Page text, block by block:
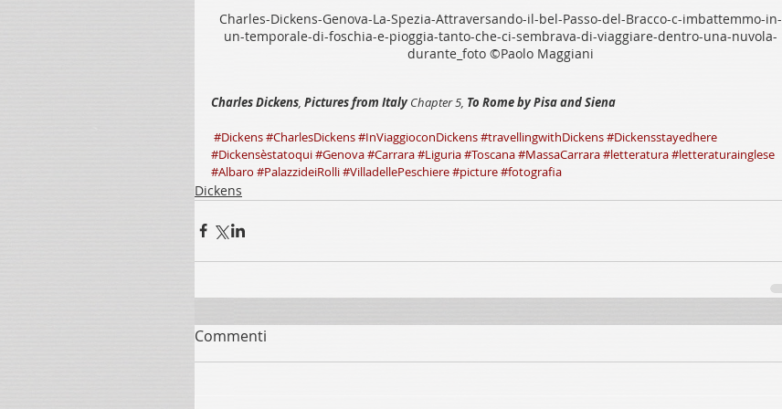
Charles-Dickens-Genova-La-Spezia-Attraversando-il-bel-Passo-del-Bracco-c-imbattemmo-in-
un-temporale-di-foschia-e-pioggia-tanto-che-ci-sembrava-di-viaggiare-dentro-una-nuvola-
durante_foto ©Paolo Maggiani
Charles Dickens, Pictures from Italy Chapter 5, To Rome by Pisa and Siena
#Dickens#CharlesDickens#InViaggioconDickens#travellingwithDickens#Dickensstayedhere
#Dickensèstatoqui#Genova#Carrara#Liguria#Toscana#MassaCarrara#letteratura#letteraturainglese
#Albaro #PalazzideiRolli#VilladellePeschiere#picture#fotografia
Dickens
Commenti